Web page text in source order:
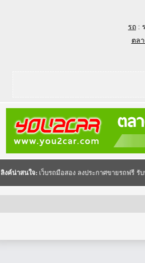
รถ :
ตล
ลิงค์น่าสนใจ: เว็บรถมือสอง ลงประกาศขายรถฟรี รั